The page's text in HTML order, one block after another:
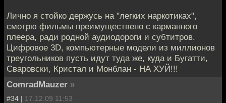
Лично я стойко держусь на "легких наркотиках",
смотрю фильмы преимуществено с карманного
плеера, ради родной аудиодороги и субтитров.
Цифровое 3D, компьютерные модели из миллионов
треугольников пусть идут туда же, куда и Бугатти,
Сваровски, Кристал и Монблан - НА ХУЙ!!!
ComradMauzer »
#34 | 17.12.09 11:53